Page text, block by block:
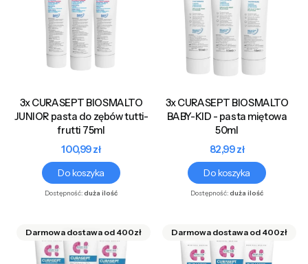
3x CURASEPT BIOSMALTO
JUNIOR pasta do zębów tutti-
frutti 75ml
Cena
100,99 zł
Do koszyka
Dostępność:duża ilość
3x CURASEPT BIOSMALTO
BABY-KID - pasta miętowa
50ml
Cena
82,99 zł
Do koszyka
Dostępność:duża ilość